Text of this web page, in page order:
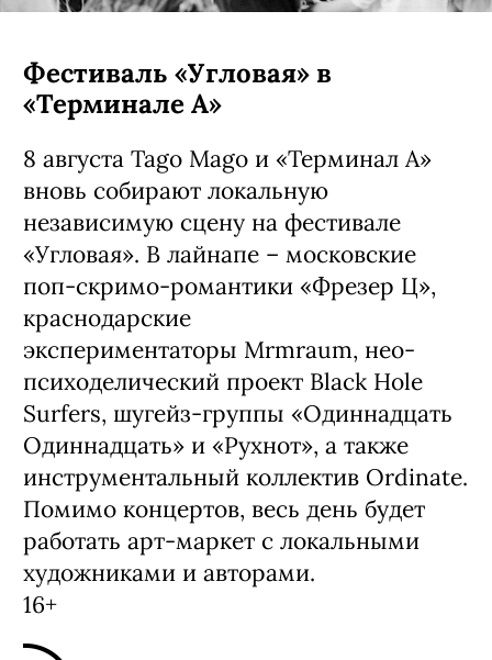
Фестиваль «Угловая» в
«Терминале А»
8 августа Tago Mago и «Терминал А»
вновь собирают локальную
независимую сцену на фестивале
«Угловая». В лайнапе – московские
поп-скримо-романтики «Фрезер Ц»,
краснодарские
экспериментаторы Mrmraum, нео-
психоделический проект Black Hole
Surfers, шугейз-группы «Одиннадцать
Одиннадцать» и «Рухнот», а также
инструментальный коллектив Ordinate.
Помимо концертов, весь день будет
работать арт-маркет с локальными
художниками и авторами.
16+